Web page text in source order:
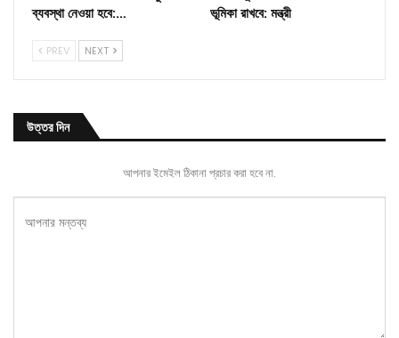
ব্যবস্থা নেওয়া হবে:…
ভূমিকা রাখবে: মন্ত্রী
PREV NEXT
উত্তর দিন
আপনার ইমেইল ঠিকানা প্রচার করা হবে না.